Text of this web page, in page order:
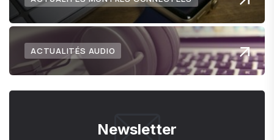
ACTUALITÉS AUDIO
Newsletter